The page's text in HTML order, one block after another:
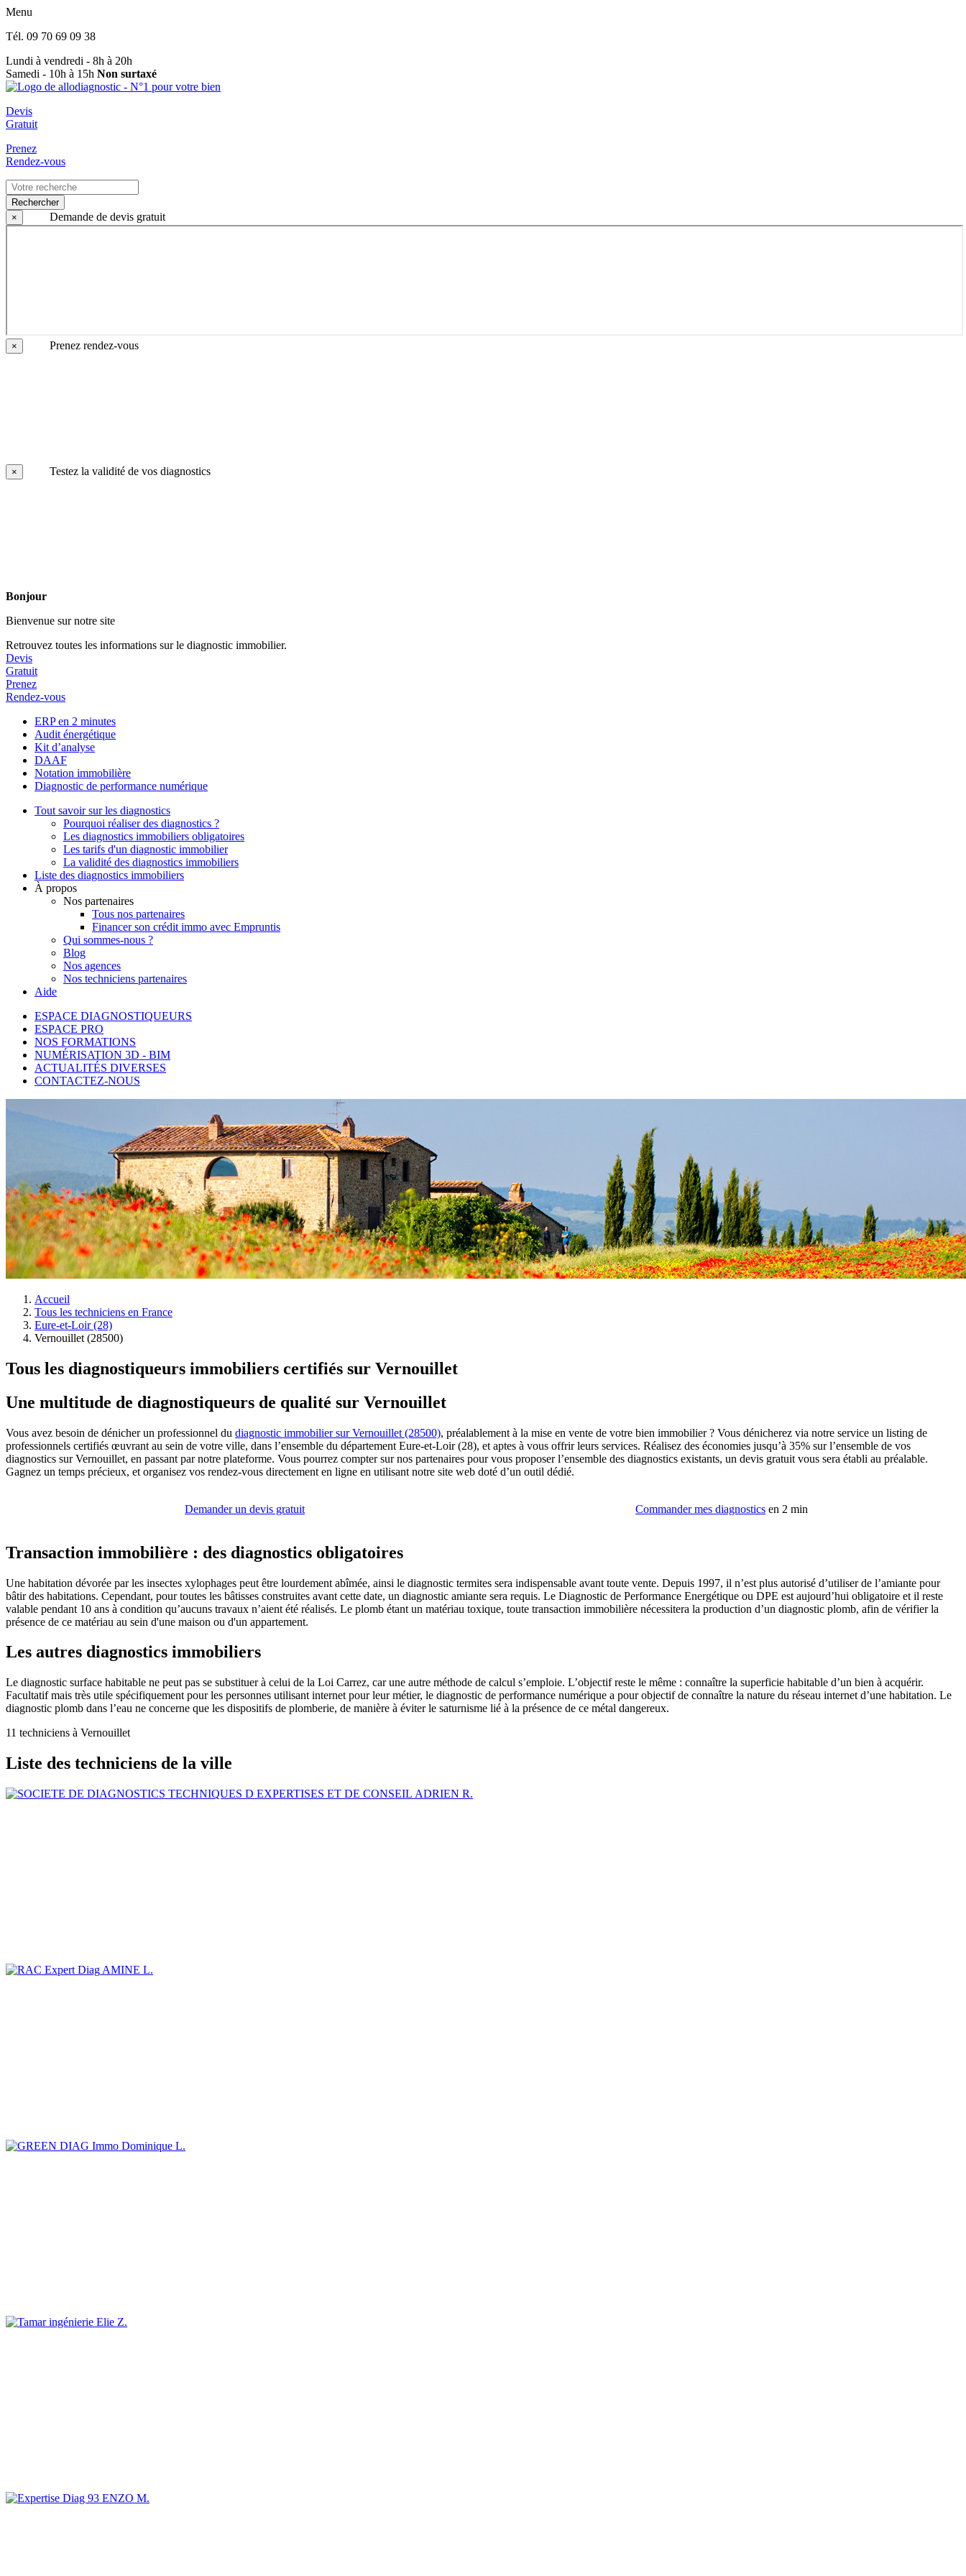
Menu
Tél. 09 70 69 09 38
Lundi à vendredi - 8h à 20h
Samedi - 10h à 15h Non surtaxé
Devis
Gratuit
Prenez
Rendez-vous
Rechercher
×
Demande de devis gratuit
× Prenez rendez-vous
× Testez la validité de vos diagnostics
Bonjour
Bienvenue sur notre site
Retrouvez toutes les informations sur le diagnostic immobilier.
Devis
Gratuit
Prenez
Rendez-vous
ERP en 2 minutes
Audit énergétique
Kit d’analyse
DAAF
Notation immobilière
Diagnostic de performance numérique
Tout savoir sur les diagnostics
Pourquoi réaliser des diagnostics ?
Les diagnostics immobiliers obligatoires
Les tarifs d'un diagnostic immobilier
La validité des diagnostics immobiliers
Liste des diagnostics immobiliers
À propos
Nos partenaires
Tous nos partenaires
Financer son crédit immo avec Empruntis
Qui sommes-nous ?
Blog
Nos agences
Nos techniciens partenaires
Aide
ESPACE DIAGNOSTIQUEURS
ESPACE PRO
NOS FORMATIONS
NUMÉRISATION 3D - BIM
ACTUALITÉS DIVERSES
CONTACTEZ-NOUS
Accueil
Tous les techniciens en France
Eure-et-Loir (28)
Vernouillet (28500)
Tous les diagnostiqueurs immobiliers certifiés sur Vernouillet
Une multitude de diagnostiqueurs de qualité sur Vernouillet
Vous avez besoin de dénicher un professionnel du diagnostic immobilier sur Vernouillet (28500), préalablement à la mise en vente de votre bien immobilier ? Vous dénicherez via notre service un listing de
professionnels certifiés œuvrant au sein de votre ville, dans l’ensemble du département Eure-et-Loir (28), et aptes à vous offrir leurs services. Réalisez des économies jusqu’à 35% sur l’ensemble de vos
diagnostics sur Vernouillet, en passant par notre plateforme. Vous pourrez compter sur nos partenaires pour vous proposer l’ensemble des diagnostics existants, un devis gratuit vous sera établi au préalable.
Gagnez un temps précieux, et organisez vos rendez-vous directement en ligne en utilisant notre site web doté d’un outil dédié.
Demander un devis gratuit Commander mes diagnostics en 2 min
Transaction immobilière : des diagnostics obligatoires
Une habitation dévorée par les insectes xylophages peut être lourdement abîmée, ainsi le diagnostic termites sera indispensable avant toute vente. Depuis 1997, il n’est plus autorisé d’utiliser de l’amiante pour
bâtir des habitations. Cependant, pour toutes les bâtisses construites avant cette date, un diagnostic amiante sera requis. Le Diagnostic de Performance Energétique ou DPE est aujourd’hui obligatoire et il reste
valable pendant 10 ans à condition qu’aucuns travaux n’aient été réalisés. Le plomb étant un matériau toxique, toute transaction immobilière nécessitera la production d’un diagnostic plomb, afin de vérifier la
présence de ce matériau au sein d'une maison ou d'un appartement.
Les autres diagnostics immobiliers
Le diagnostic surface habitable ne peut pas se substituer à celui de la Loi Carrez, car une autre méthode de calcul s’emploie. L’objectif reste le même : connaître la superficie habitable d’un bien à acquérir.
Facultatif mais très utile spécifiquement pour les personnes utilisant internet pour leur métier, le diagnostic de performance numérique a pour objectif de connaître la nature du réseau internet d’une habitation. Le
diagnostic plomb dans l’eau ne concerne que les dispositifs de plomberie, de manière à éviter le saturnisme lié à la présence de ce métal dangereux.
11 techniciens à Vernouillet
Liste des techniciens de la ville
ADRIEN R.
AMINE L.
Dominique L.
Elie Z.
ENZO M.